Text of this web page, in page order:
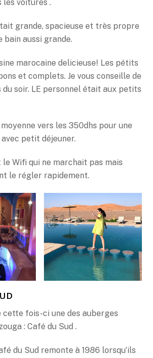
voitures .
grande, spacieuse et très propre
bain aussi grande.
marocaine delicieuse! Les pétits
et complets. Je vous conseille de
soir. LE personnel était aux petits
vers les 350dhs pour une
petit déjeuner.
le Wifi qui ne marchait pas mais
le régler rapidement.
cette fois-ci une des auberges
: Café du Sud .
du Sud remonte à 1986 lorsqu’ils